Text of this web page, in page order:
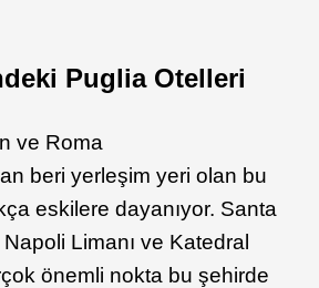
Puglia Otelleri
ve Roma
beri yerleşim yeri olan bu
eskilere dayanıyor. Santa
Limanı ve Katedral
önemli nokta bu şehirde